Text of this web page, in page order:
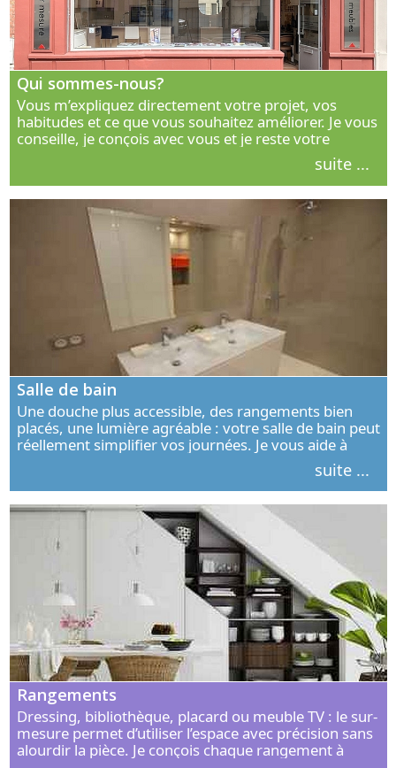
Qui sommes-nous?
Vous m’expliquez directement votre projet, vos
habitudes et ce que vous souhaitez améliorer. Je vous
conseille, je conçois avec vous et je reste votre
interlocuteur principal. Découvrez ma façon de vous
suite ...
Salle de bain
Une douche plus accessible, des rangements bien
placés, une lumière agréable : votre salle de bain peut
réellement simplifier vos journées. Je vous aide à
concevoir un espace élégant, confortable et adapté à
suite ...
Rangements
Dressing, bibliothèque, placard ou meuble TV : le sur-
mesure permet d’utiliser l’espace avec précision sans
alourdir la pièce. Je conçois chaque rangement à